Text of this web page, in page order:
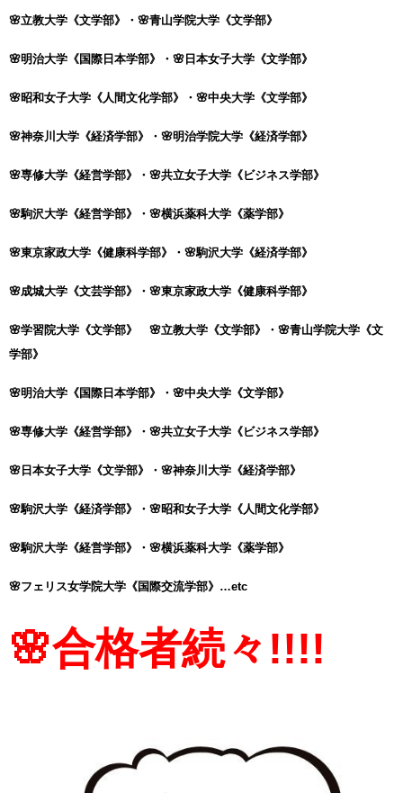
🌸立教大学《文学部》・🌸青山学院大学《文学部》
🌸明治大学《国際日本学部》・🌸日本女子大学《文学部》
🌸昭和女子大学《人間文化学部》・🌸中央大学《文学部》
🌸神奈川大学《経済学部》・🌸明治学院大学《経済学部》
🌸専修大学《経営学部》・🌸共立女子大学《ビジネス学部》
🌸駒沢大学《経営学部》・🌸横浜薬科大学《薬学部》
🌸東京家政大学《健康科学部》・🌸駒沢大学《経済学部》
🌸成城大学《文芸学部》・🌸東京家政大学《健康科学部》
🌸学習院大学《文学部》 🌸立教大学《文学部》・🌸青山学院大学《文
学部》
🌸明治大学《国際日本学部》・🌸中央大学《文学部》
🌸専修大学《経営学部》・🌸共立女子大学《ビジネス学部》
🌸日本女子大学《文学部》・🌸神奈川大学《経済学部》
🌸駒沢大学《経済学部》・🌸昭和女子大学《人間文化学部》
🌸駒沢大学《経営学部》・🌸横浜薬科大学《薬学部》
🌸フェリス女学院大学《国際交流学部》 …etc
🌸合格者続々!!!!